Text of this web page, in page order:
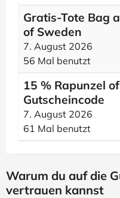
Gratis-Tote Bag
of Sweden
7. August 2026
56 Mal benutzt
15 % Rapunzel
Gutscheincode
7. August 2026
61 Mal benutzt
Warum du auf die
vertrauen kannst